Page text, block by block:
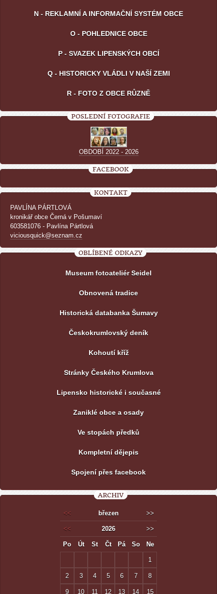
N - REKLAMNÍ A INFORMAČNÍ SYSTÉM OBCE
O - POHLEDNICE OBCE
P - SVAZEK LIPENSKÝCH OBCÍ
Q - HISTORICKY VLÁDLI V NAŠÍ ZEMI
R - FOTO Z OBCE RŮZNĚ
POSLEDNÍ FOTOGRAFIE
OBDOBÍ 2022 - 2026
FACEBOOK
KONTAKT
PAVLÍNA PÁRTLOVÁ
kronikář obce Černá v Pošumaví
603581076 - Pavlína Pártlová
viciousquick@seznam.cz
OBLÍBENÉ ODKAZY
Museum fotoateliér Seidel
Obnovená tradice
Historická databanka Šumavy
Českokrumlovský deník
Kohoutí kříž
Stránky Českého Krumlova
Lipensko historické i současné
Zaniklé obce a osady
Ve stopách předků
Kompletní dějepis
Spojení přes facebook
ARCHIV
<< březen >>
<< 2026 >>
Po Út St Čt Pá So Ne
1
2 3 4 5 6 7 8
9 10 11 12 13 14 15